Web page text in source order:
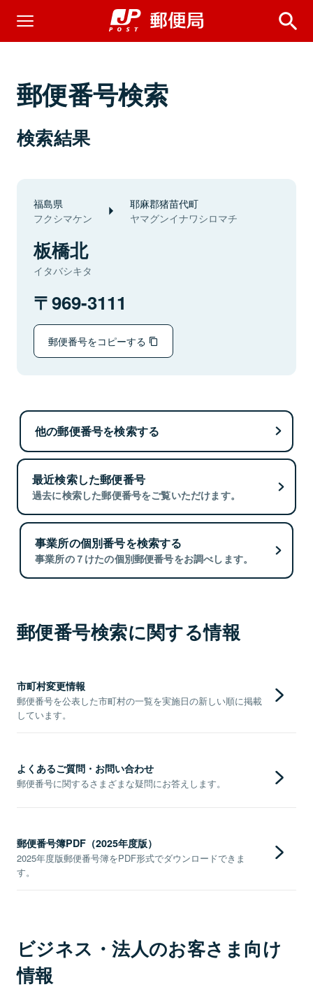
郵便番号検索
検索結果
福島県
フクシマケン
耶麻郡猪苗代町
ヤマグンイナワシロマチ
板橋北
イタバシキタ
969-3111
郵便番号をコピーする
他の郵便番号を検索する
最近検索した郵便番号
過去に検索した郵便番号をご覧いただけます。
事業所の個別番号を検索する
事業所の７けたの個別郵便番号をお調べします。
郵便番号検索に関する情報
市町村変更情報
郵便番号を公表した市町村の一覧を実施日の新しい順に掲載
しています。
よくあるご質問・お問い合わせ
郵便番号に関するさまざまな疑問にお答えします。
郵便番号簿PDF（2025年度版）
2025年度版郵便番号簿をPDF形式でダウンロードできま
す。
ビジネス・法人のお客さま向け
情報